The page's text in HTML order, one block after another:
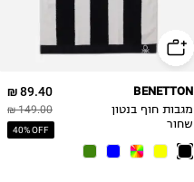
89.40 ₪
149.00 ₪
40% OFF
BENETTON
מגבות חוף בנטון
שחור